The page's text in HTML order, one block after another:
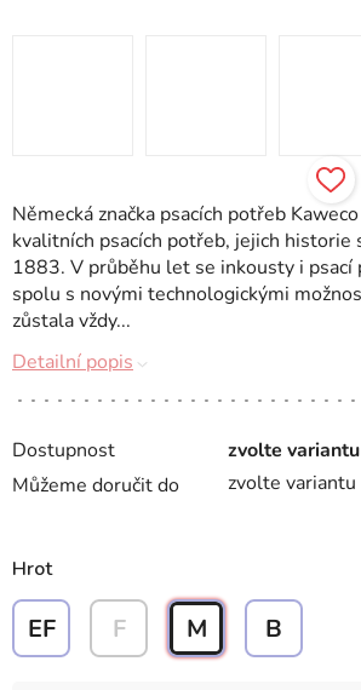
Dostupnost
zvolte variantu
Můžeme doručit do
zvolte variantu
Hrot
EF F M B
Německá značka psacích potřeb
kvalitních psacích potřeb, jejich historie
1883. V průběhu let se inkousty i
spolu s novými technologickými
zůstala vždy...
Detailní popis